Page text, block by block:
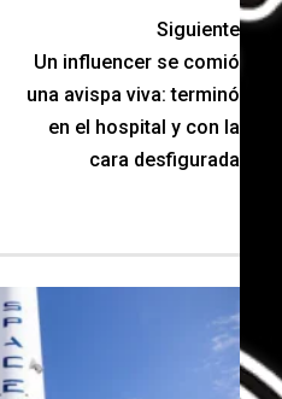
Siguiente
Un influencer se comió
una avispa viva: terminó
en el hospital y con la
cara desfigurada